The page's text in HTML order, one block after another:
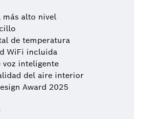
más alto nivel
de temperatura
WiFi incluida
voz inteligente
del aire interior
Award 2025